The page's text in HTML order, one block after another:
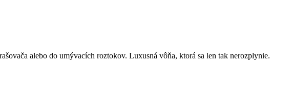
alebo do umývacích roztokov. Luxusná vôňa, ktorá sa len tak nerozplynie.